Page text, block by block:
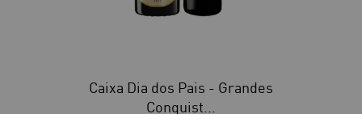
Caixa Dia dos Pais - Grandes
Conquist...